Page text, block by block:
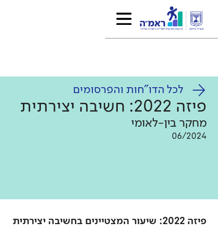
לכל הדו"חות והפרסומים
פיזה 2022: חשיבה יצירתית
מחקר בין-לאומי
06/2024
פיזה 2022: שיעור המצטיינים בחשיבה יצירתית